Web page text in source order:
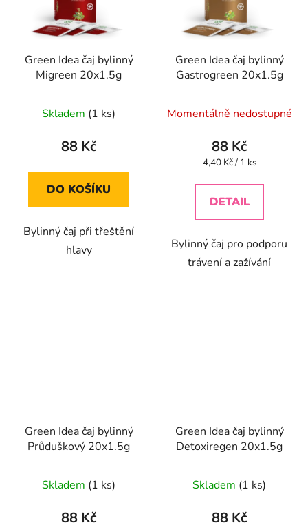
Green Idea čaj bylinný
Migreen 20x1.5g
Skladem (1 ks)
88 Kč
DO KOŠÍKU
Bylinný čaj při třeštění
hlavy
Green Idea čaj bylinný
Gastrogreen 20x1.5g
Momentálně nedostupné
88 Kč
Měrná
4,40 Kč / 1 ks
DETAIL
Bylinný čaj pro podporu
trávení a zažívání
Green Idea čaj bylinný
Průduškový 20x1.5g
Skladem (1 ks)
88 Kč
Green Idea čaj bylinný
Detoxiregen 20x1.5g
Skladem (1 ks)
88 Kč